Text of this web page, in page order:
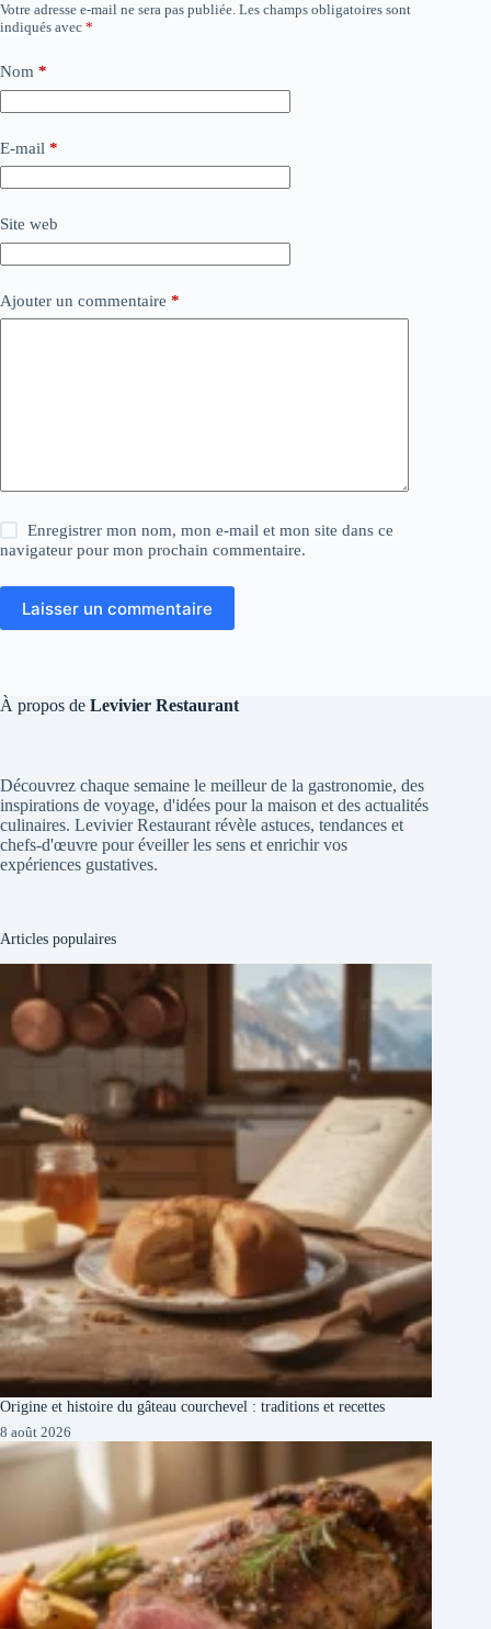
Votre adresse e-mail ne sera pas publiée. Les champs obligatoires sont
indiqués avec *
Nom *
E-mail *
Site web
Ajouter un commentaire *
Enregistrer mon nom, mon e-mail et mon site dans ce
navigateur pour mon prochain commentaire.
Laisser un commentaire
À propos de Levivier Restaurant
Découvrez chaque semaine le meilleur de la gastronomie, des
inspirations de voyage, d'idées pour la maison et des actualités
culinaires. Levivier Restaurant révèle astuces, tendances et
chefs-d'œuvre pour éveiller les sens et enrichir vos
expériences gustatives.
Articles populaires
Origine et histoire du gâteau courchevel : traditions et recettes
8 août 2026